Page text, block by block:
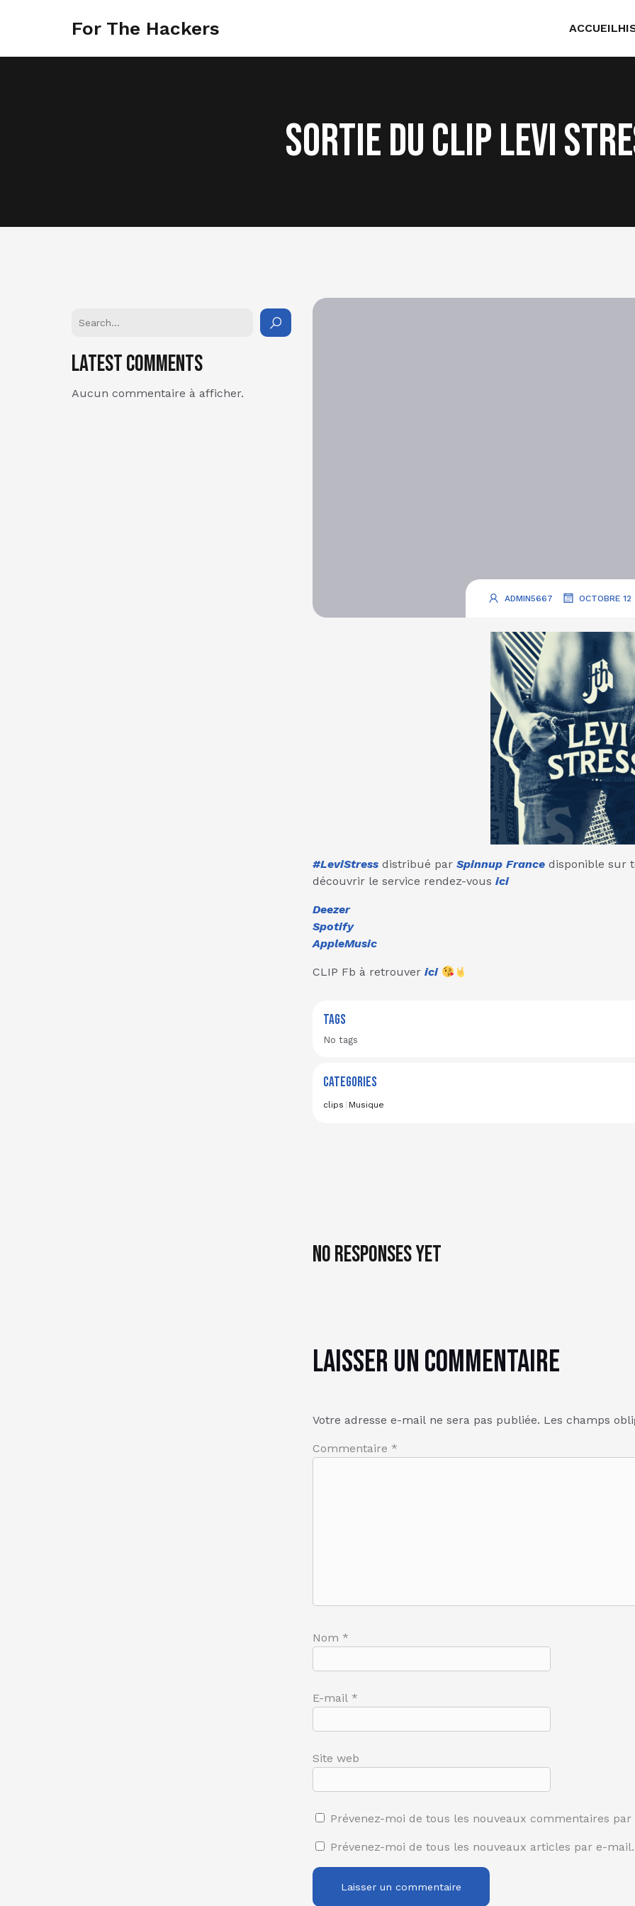
For The Hackers ACCUEIL
Sortie du clip Levi
Latest Comments
Aucun commentaire à afficher.
ADMIN5667 OCTOBRE 12
#LeviStressdistribué par Spinnup Francedisponible sur
découvrir le service rendez-vous ici
Deezer
Spotify
AppleMusic
CLIP Fb à retrouver ici
TAGS
No tags
CATEGORIES
clips Musique
No responses yet
Laisser un commentaire
Votre adresse e-mail ne sera pas publiée. Les champs
Commentaire *
Nom *
E-mail *
Site web
Prévenez-moi de tous les nouveaux commentaires
Prévenez-moi de tous les nouveaux articles par e-mail.